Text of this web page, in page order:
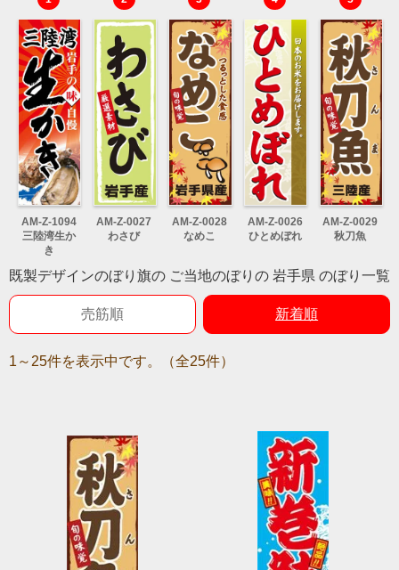
AM-Z-1094
三陸湾生か
き
AM-Z-0027
わさび
AM-Z-0028
なめこ
AM-Z-0026
ひとめぼれ
AM-Z-0029
秋刀魚
既製デザインのぼり旗の ご当地のぼりの 岩手県 のぼり一覧
売筋順 新着順
1～25件を表示中です。（全25件）